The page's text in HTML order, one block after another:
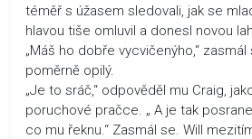
téměř s úžasem sledovali, jak se
hlavou tiše omluvil a donesl novou
„Máš ho dobře vycvičenýho,“
poměrně opilý.
„Je to sráč,“ odpověděl mu Craig,
poruchové pračce. „ A je tak
co mu řeknu.“ Zasmál se. Will